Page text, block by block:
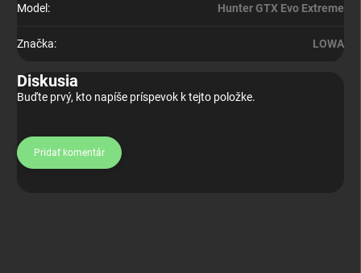
Model : Hunter GTX Evo Extreme
Značka: LOWA
Diskusia
Buďte prvý, kto napíše príspevok k tejto položke.
Pridať komentár